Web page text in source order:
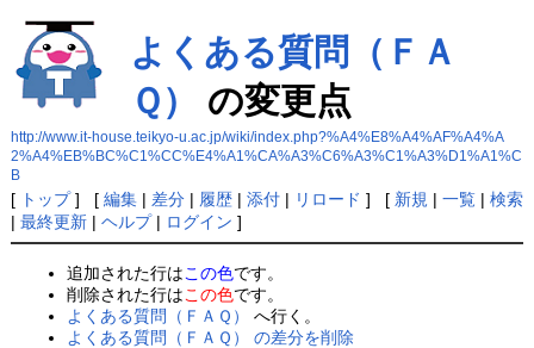
よくある質問（ＦＡ
Ｑ）
の変更点
http://www.it-house.teikyo-u.ac.jp/wiki/index.php?%A4%E8%A4%AF%A4%A
2%A4%EB%BC%C1%CC%E4%A1%CA%A3%C6%A3%C1%A3%D1%A1%C
B
[ トップ] [ 編集| 差分| 履歴| 添付| リロード ] [ 新規 | 一覧| 検索
| 最終更新| ヘルプ| ログイン ]
追加された行はこの色です。
削除された行はこの色です。
よくある質問（ＦＡＱ）
へ行く。
よくある質問（ＦＡＱ） の差分を削除